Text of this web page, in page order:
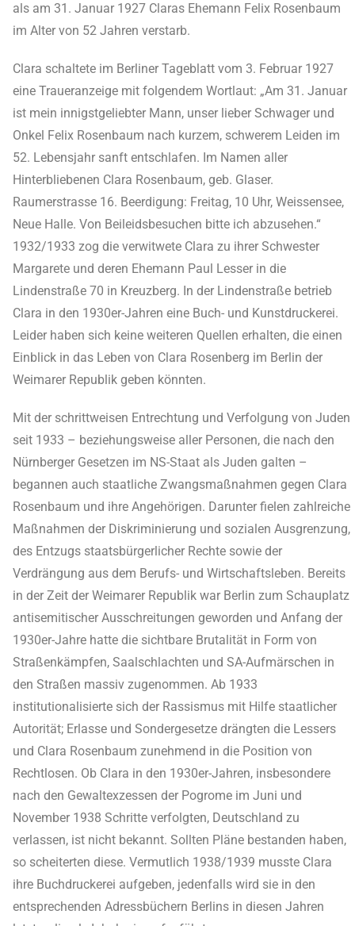
als am 31. Januar 1927 Claras Ehemann Felix Rosenbaum
im Alter von 52 Jahren verstarb.
Clara schaltete im Berliner Tageblatt vom 3. Februar 1927
eine Traueranzeige mit folgendem Wortlaut: „Am 31. Januar
ist mein innigstgeliebter Mann, unser lieber Schwager und
Onkel Felix Rosenbaum nach kurzem, schwerem Leiden im
52. Lebensjahr sanft entschlafen. Im Namen aller
Hinterbliebenen Clara Rosenbaum, geb. Glaser.
Raumerstrasse 16. Beerdigung: Freitag, 10 Uhr, Weissensee,
Neue Halle. Von Beileidsbesuchen bitte ich abzusehen.“
1932/1933 zog die verwitwete Clara zu ihrer Schwester
Margarete und deren Ehemann Paul Lesser in die
Lindenstraße 70 in Kreuzberg. In der Lindenstraße betrieb
Clara in den 1930er-Jahren eine Buch- und Kunstdruckerei.
Leider haben sich keine weiteren Quellen erhalten, die einen
Einblick in das Leben von Clara Rosenberg im Berlin der
Weimarer Republik geben könnten.
Mit der schrittweisen Entrechtung und Verfolgung von Juden
seit 1933 – beziehungsweise aller Personen, die nach den
Nürnberger Gesetzen im NS-Staat als Juden galten –
begannen auch staatliche Zwangsmaßnahmen gegen Clara
Rosenbaum und ihre Angehörigen. Darunter fielen zahlreiche
Maßnahmen der Diskriminierung und sozialen Ausgrenzung,
des Entzugs staatsbürgerlicher Rechte sowie der
Verdrängung aus dem Berufs- und Wirtschaftsleben. Bereits
in der Zeit der Weimarer Republik war Berlin zum Schauplatz
antisemitischer Ausschreitungen geworden und Anfang der
1930er-Jahre hatte die sichtbare Brutalität in Form von
Straßenkämpfen, Saalschlachten und SA-Aufmärschen in
den Straßen massiv zugenommen. Ab 1933
institutionalisierte sich der Rassismus mit Hilfe staatlicher
Autorität; Erlasse und Sondergesetze drängten die Lessers
und Clara Rosenbaum zunehmend in die Position von
Rechtlosen. Ob Clara in den 1930er-Jahren, insbesondere
nach den Gewaltexzessen der Pogrome im Juni und
November 1938 Schritte verfolgten, Deutschland zu
verlassen, ist nicht bekannt. Sollten Pläne bestanden haben,
so scheiterten diese. Vermutlich 1938/1939 musste Clara
ihre Buchdruckerei aufgeben, jedenfalls wird sie in den
entsprechenden Adressbüchern Berlins in diesen Jahren